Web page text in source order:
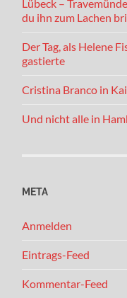
Lübeck –
du ihn zum Lachen
Der Tag, als Helene
gastierte
Cristina Branco in
Und nicht alle in
META
Anmelden
Eintrags-Feed
Kommentar-Feed